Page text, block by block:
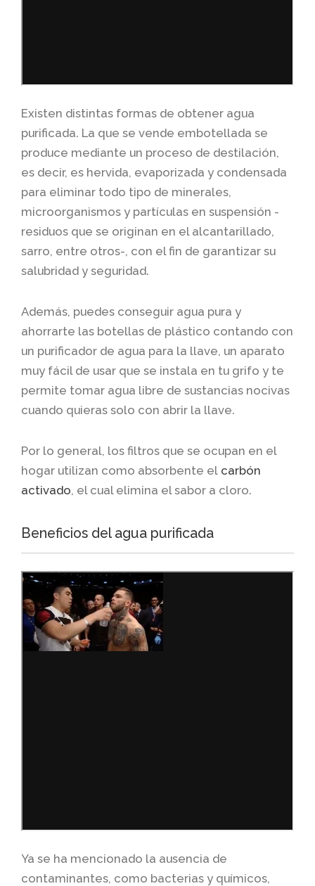
Existen distintas formas de obtener agua
purificada. La que se vende embotellada se
produce mediante un proceso de destilación,
es decir, es hervida, evaporizada y condensada
para eliminar todo tipo de minerales,
microorganismos y partículas en suspensión -
residuos que se originan en el alcantarillado,
sarro, entre otros-, con el fin de garantizar su
salubridad y seguridad.
Además, puedes conseguir agua pura y
ahorrarte las botellas de plástico contando con
un purificador de agua para la llave, un aparato
muy fácil de usar que se instala en tu grifo y te
permite tomar agua libre de sustancias nocivas
cuando quieras solo con abrir la llave.
Por lo general, los filtros que se ocupan en el
hogar utilizan como absorbente el carbón
activado, el cual elimina el sabor a cloro.
Beneficios del agua purificada
Ya se ha mencionado la ausencia de
contaminantes, como bacterias y químicos,